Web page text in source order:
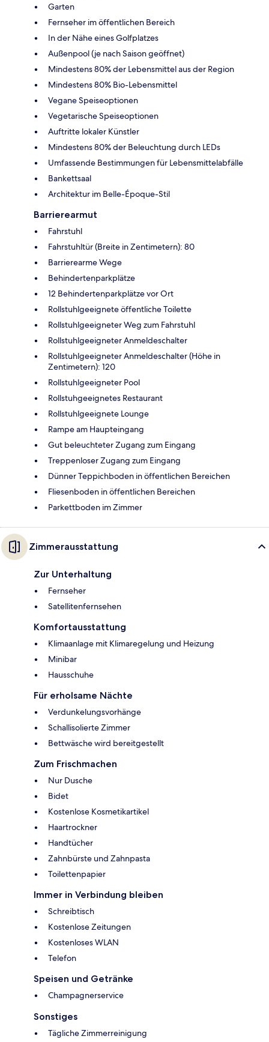
Garten
Fernseher im öffentlichen Bereich
In der Nähe eines Golfplatzes
Außenpool (je nach Saison geöffnet)
Mindestens 80% der Lebensmittel aus der Region
Mindestens 80% Bio-Lebensmittel
Vegane Speiseoptionen
Vegetarische Speiseoptionen
Auftritte lokaler Künstler
Mindestens 80% der Beleuchtung durch LEDs
Umfassende Bestimmungen für Lebensmittelabfälle
Bankettsaal
Architektur im Belle-Époque-Stil
Barrierearmut
Fahrstuhl
Fahrstuhltür (Breite in Zentimetern): 80
Barrierearme Wege
Behindertenparkplätze
12 Behindertenparkplätze vor Ort
Rollstuhlgeeignete öffentliche Toilette
Rollstuhlgeeigneter Weg zum Fahrstuhl
Rollstuhlgeeigneter Anmeldeschalter
Rollstuhlgeeigneter Anmeldeschalter (Höhe in
Zentimetern): 120
Rollstuhlgeeigneter Pool
Rollstuhgeeignetes Restaurant
Rollstuhlgeeignete Lounge
Rampe am Haupteingang
Gut beleuchteter Zugang zum Eingang
Treppenloser Zugang zum Eingang
Dünner Teppichboden in öffentlichen Bereichen
Fliesenboden in öffentlichen Bereichen
Parkettboden im Zimmer
Zimmerausstattung
Zur Unterhaltung
Fernseher
Satellitenfernsehen
Komfortausstattung
Klimaanlage mit Klimaregelung und Heizung
Minibar
Hausschuhe
Für erholsame Nächte
Verdunkelungsvorhänge
Schallisolierte Zimmer
Bettwäsche wird bereitgestellt
Zum Frischmachen
Nur Dusche
Bidet
Kostenlose Kosmetikartikel
Haartrockner
Handtücher
Zahnbürste und Zahnpasta
Toilettenpapier
Immer in Verbindung bleiben
Schreibtisch
Kostenlose Zeitungen
Kostenloses WLAN
Telefon
Speisen und Getränke
Champagnerservice
Sonstiges
Tägliche Zimmerreinigung